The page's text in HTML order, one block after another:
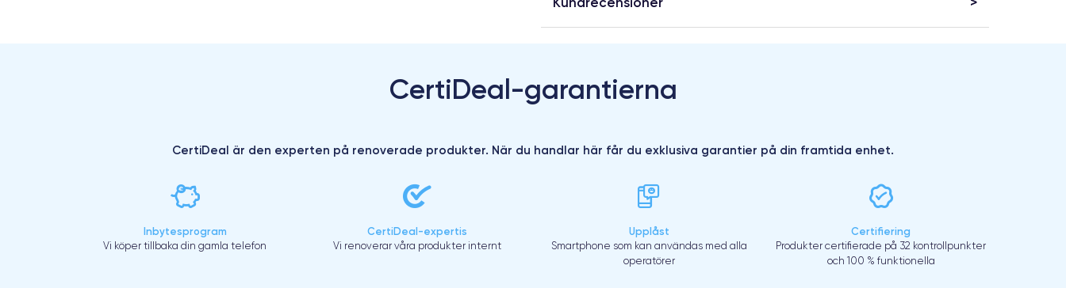
CertiDeal-garantierna
CertiDeal är den experten på renoverade produkter. När du handlar här får du exklusiva garantier på din framtida enhet.
Inbytesprogram
Vi köper tillbaka din gamla telefon
CertiDeal-expertis
Vi renoverar våra produkter internt
Upplåst
Smartphone som kan användas med alla
operatörer
Certifiering
Produkter certifierade på 32 kontrollpunkter
och 100 % funktionella